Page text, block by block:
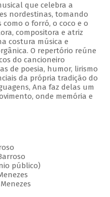
que celebra a
nordestinas, tomando
o forró, o coco e o
compositora e atriz
costura música e
O repertório reúne
do cancioneiro
de poesia, humor, lirismo
da própria tradição do
Ana faz delas um
onde memória e
público)